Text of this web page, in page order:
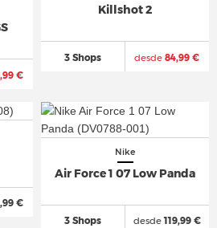
€
Killshot 2
3 Shops desde 84,99 €
€
Nike
Air Force 1 07 Low Panda
3 Shops desde119,99 €